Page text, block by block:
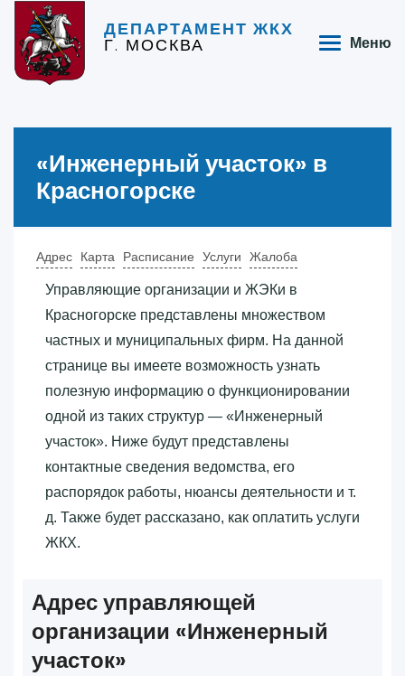
ДЕПАРТАМЕНТ ЖКХ
Г. МОСКВА Меню
«‎Инженерный участок»‎ в
Красногорске
Адрес Карта Расписание Услуги Жалоба
Управляющие организации и ЖЭКи в
Красногорске представлены множеством
частных и муниципальных фирм. На данной
странице вы имеете возможность узнать
полезную информацию о функционировании
одной из таких структур — «‎Инженерный
участок»‎. Ниже будут представлены
контактные сведения ведомства, его
распорядок работы, нюансы деятельности и т.
д. Также будет рассказано, как оплатить услуги
ЖКХ.
Адрес управляющей
организации «‎Инженерный
участок»‎